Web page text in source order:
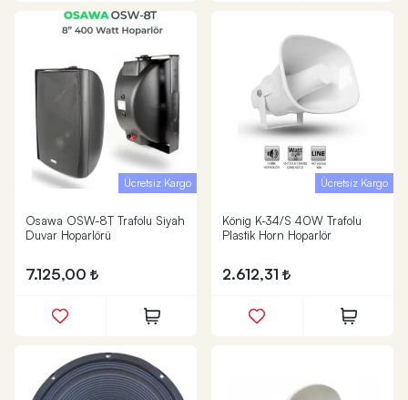
Ücretsiz Kargo
Osawa OSW-8T Trafolu Siyah
Duvar Hoparlörü
7.125,00
Ücretsiz Kargo
König K-34/S 40W Trafolu
Plastik Horn Hoparlör
2.612,31